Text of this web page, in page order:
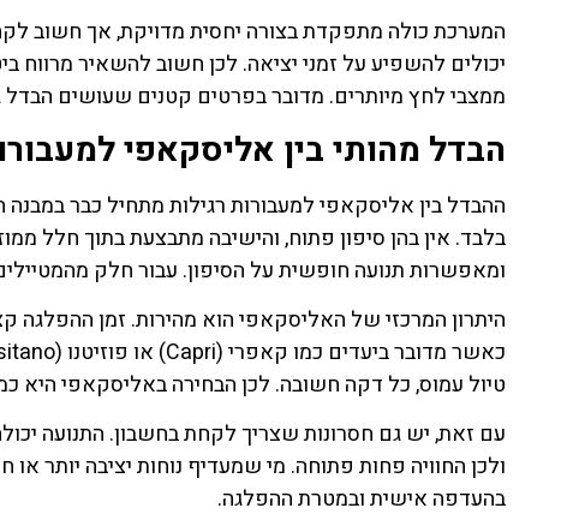
המערכת כולה מתפקדת בצורה יחסית מדויקת, אך חשוב
יכולים להשפיע על זמני יציאה. לכן חשוב להשאיר מרווח
ממצבי לחץ מיותרים. מדובר בפרטים קטנים שעושים הבדל
הבדל מהותי בין אליסקאפי
ההבדל בין אליסקאפי למעבורות רגילות מתחיל כבר במבנה
בלבד. אין בהן סיפון פתוח, והישיבה מתבצעת בתוך חלל
ומאפשרות תנועה חופשית על הסיפון. עבור חלק
היתרון המרכזי של האליסקאפי הוא מהירות. זמן ההפלגה
טיול עמוס, כל דקה חשובה. לכן הבחירה באליסקאפי היא
עם זאת, יש גם חסרונות שצריך לקחת בחשבון. התנועה
ולכן החוויה פחות פתוחה. מי שמעדיף נוחות יציבה יותר
בהעדפה אישית ובמטרת ההפלגה.